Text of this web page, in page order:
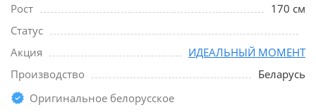
Рост
170 см
Статус
Акция
ИДЕАЛЬНЫЙ МОМЕНТ
Производство
Беларусь
Оригинальное белорусское